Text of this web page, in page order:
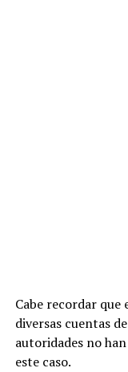
Cabe recordar que
diversas cuentas
autoridades no
este caso.